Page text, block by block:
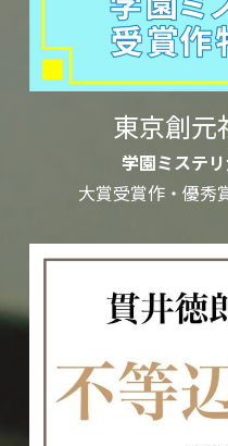
東京創
学園ミステ
大賞受賞作・優秀